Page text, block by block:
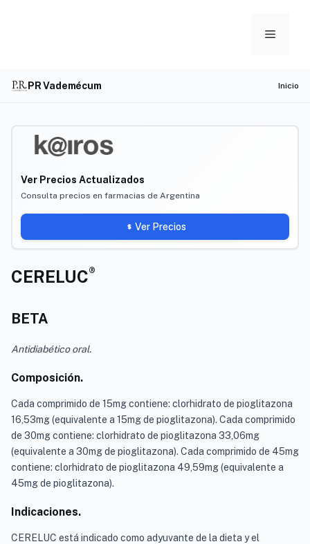
Menu
PR Vademécum Inicio
Ver Precios Actualizados
Consulta precios en farmacias de Argentina
Ver Precios
CERELUC®
BETA
Antidiabético oral.
Composición.
Cada comprimido de 15mg contiene: clorhidrato de pioglitazona
16,53mg (equivalente a 15mg de pioglitazona). Cada comprimido
de 30mg contiene: clorhidrato de pioglitazona 33,06mg
(equivalente a 30mg de pioglitazona). Cada comprimido de 45mg
contiene: clorhidrato de pioglitazona 49,59mg (equivalente a
45mg de pioglitazona).
Indicaciones.
CERELUC está indicado como adyuvante de la dieta y el